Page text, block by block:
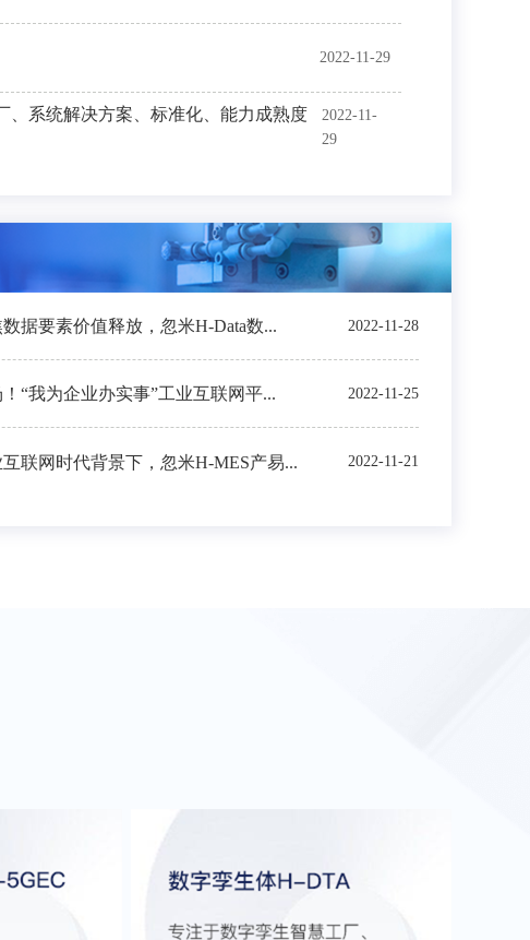
2022-11-29
、系统解决方案、标准化、能力成熟度
2022-11-
29
数据要素价值释放，忽米H-Data数... 2022-11-28
“我为企业办实事”工业互联网平... 2022-11-25
互联网时代背景下，忽米H-MES产易... 2022-11-21